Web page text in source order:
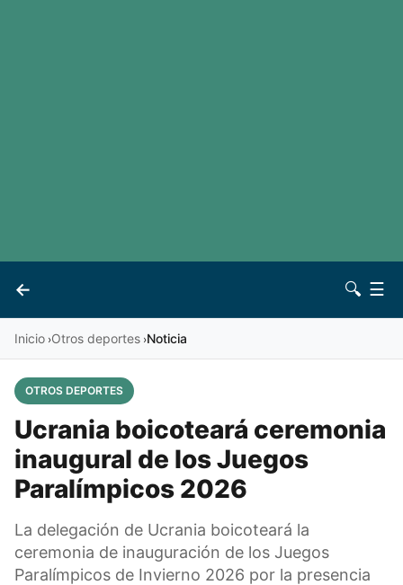
←
Vives 🔍 ☰
Inicio ›Otros deportes ›Noticia
OTROS DEPORTES
Ucrania boicoteará ceremonia
inaugural de los Juegos
Paralímpicos 2026
La delegación de Ucrania boicoteará la
ceremonia de inauguración de los Juegos
Paralímpicos de Invierno 2026 por la presencia